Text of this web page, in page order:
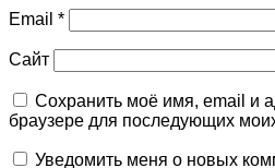
Email *
Сайт
Сохранить моё имя, email и
браузере для последующих
Уведомить меня о новых